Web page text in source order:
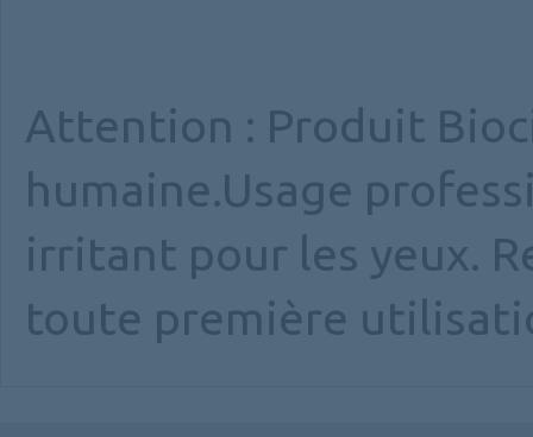
Attention : Produit
humaine.Usage
irritant pour les yeux.
toute première